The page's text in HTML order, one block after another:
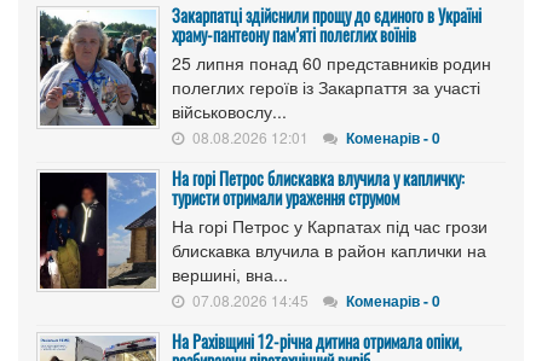
Закарпатці здійснили прощу до єдиного в Україні
храму-пантеону пам’яті полеглих воїнів
25 липня понад 60 представників родин
полеглих героїв із Закарпаття за участі
військовослу...
08.08.2026 12:01 Коменарів - 0
На горі Петрос блискавка влучила у капличку:
туристи отримали ураження струмом
На горі Петрос у Карпатах під час грози
блискавка влучила в район каплички на
вершині, вна...
07.08.2026 14:45 Коменарів - 0
На Рахівщині 12-річна дитина отримала опіки,